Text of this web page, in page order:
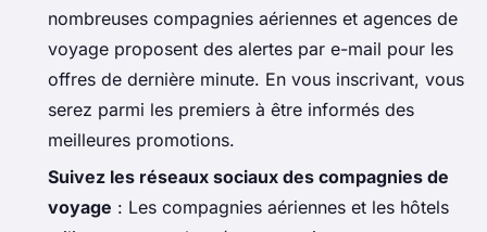
nombreuses compagnies aériennes et agences de
voyage proposent des alertes par e-mail pour les
offres de dernière minute. En vous inscrivant, vous
serez parmi les premiers à être informés des
meilleures promotions.
Suivez les réseaux sociaux des compagnies de
voyage : Les compagnies aériennes et les hôtels